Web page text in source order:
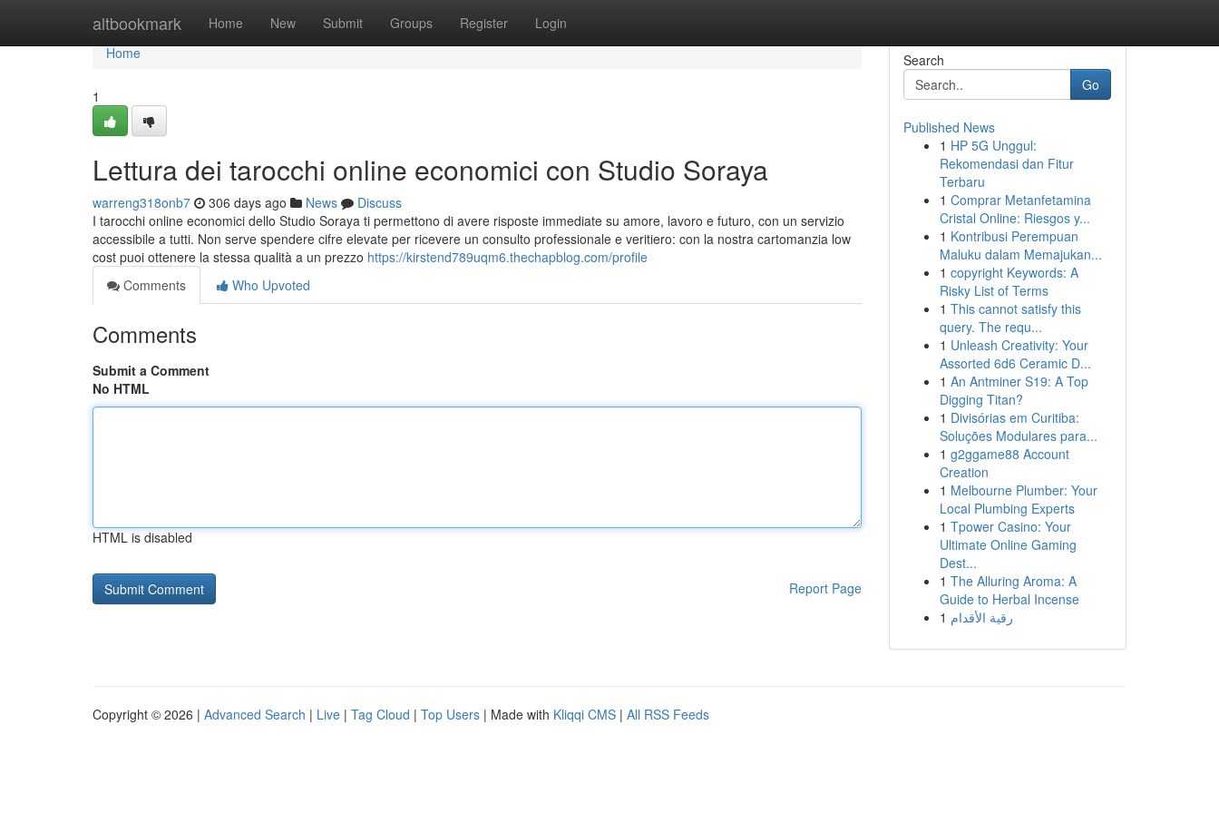
altbookmark Home New Submit Groups Register Login
Home
Home
1
Lettura dei tarocchi online economici con Studio Soraya
warreng318onb7 306 days ago News
Discuss
I tarocchi online economici dello Studio Soraya ti permettono di avere risposte immediate su amore, lavoro e futuro, con un servizio
accessibile a tutti. Non serve spendere cifre elevate per ricevere un consulto professionale e veritiero: con la nostra cartomanzia low
cost puoi ottenere la stessa qualità a un prezzo https://kirstend789uqm6.thechapblog.com/profile
Comments
Who Upvoted
Comments
Submit a Comment
No HTML
HTML is disabled
Report Page
Search
Go
Published News
1 HP 5G Unggul:
Rekomendasi dan Fitur
Terbaru
1 Comprar Metanfetamina
Cristal Online: Riesgos y...
1 Kontribusi Perempuan
Maluku dalam Memajukan...
1 copyright Keywords: A
Risky List of Terms
1 This cannot satisfy this
query. The requ...
1 Unleash Creativity: Your
Assorted 6d6 Ceramic D...
1 An Antminer S19: A Top
Digging Titan?
1 Divisórias em Curitiba:
Soluções Modulares para...
1 g2ggame88 Account
Creation
1 Melbourne Plumber: Your
Local Plumbing Experts
1 Tpower Casino: Your
Ultimate Online Gaming
Dest...
1 The Alluring Aroma: A
Guide to Herbal Incense
1 رقية الأقدام
Copyright © 2026 | Advanced Search | Live | Tag Cloud | Top Users | Made with Kliqqi CMS | All RSS Feeds